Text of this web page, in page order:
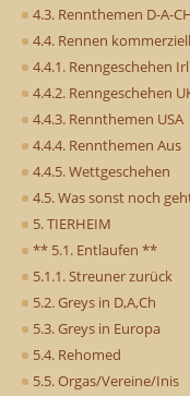
4.3. Rennthemen D-A-
4.4. Rennen kommerziell
4.4.1. Renngeschehen Irl
4.4.2. Renngeschehen
4.4.3. Rennthemen USA
4.4.4. Rennthemen Aus
4.4.5. Wettgeschehen
4.5. Was sonst noch
5. TIERHEIM
** 5.1. Entlaufen **
5.1.1. Streuner zurück
5.2. Greys in D,A,Ch
5.3. Greys in Europa
5.4. Rehomed
5.5. Orgas/Vereine/Inis